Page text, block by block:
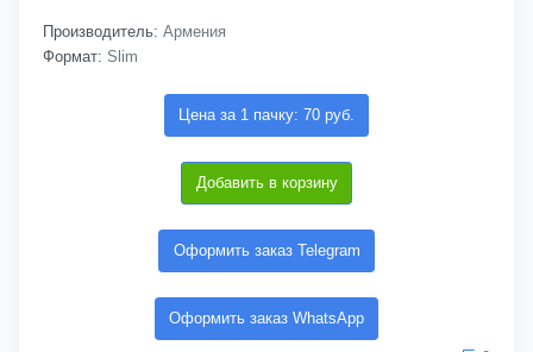
Производитель: Армения
Формат: Slim
Цена за 1 пачку: 70 руб.
Добавить в корзину
Оформить заказ Telegram
Оформить заказ WhatsApp